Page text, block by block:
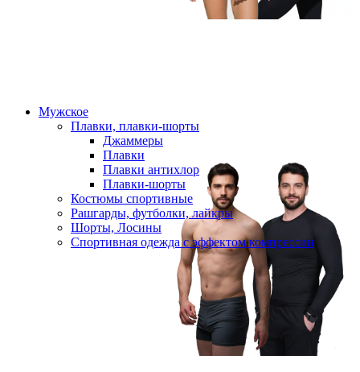
Мужское
Плавки, плавки-шорты
Джаммеры
Плавки
Плавки антихлор
Плавки-шорты
Костюмы спортивные
Рашгарды, футболки, лайкры
Шорты, Лосины
Спортивная одежда с эффектом компрессии